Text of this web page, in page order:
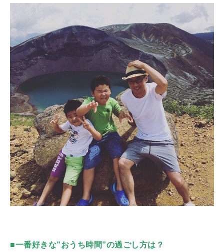
■一番好きな”おうち時間”の過ごし方は？